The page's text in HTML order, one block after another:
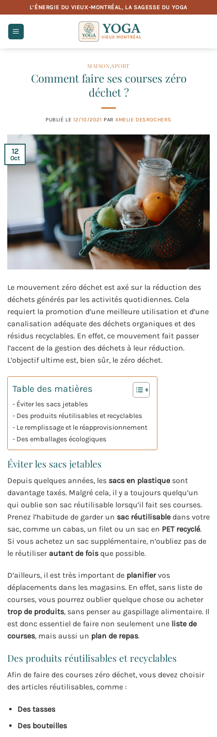
au
contenu
L’ÉNERGIE DU VIEUX-MONTRÉAL, LA SAGESSE DU YOGA
MAISON,SPORT
Comment faire ses courses zéro
déchet ?
PUBLIÉ LE 12/10/2021 PARAMELIE DESROCHERS
12
Oct
Le mouvement zéro déchet est axé sur la réduction des
déchets générés par les activités quotidiennes. Cela
requiert la promotion d’une meilleure utilisation et d’une
canalisation adéquate des déchets organiques et des
résidus recyclables. En effet, ce mouvement fait passer
l’accent de la gestion des déchets à leur réduction.
L’objectif ultime est, bien sûr, le zéro déchet.
Table des matières
Éviter les sacs jetables
Des produits réutilisables et recyclables
Le remplissage et le réapprovisionnement
Des emballages écologiques
Éviter les sacs jetables
Depuis quelques années, les sacs en plastique sont
davantage taxés. Malgré cela, il y a toujours quelqu’un
qui oublie son sac réutilisable lorsqu’il fait ses courses.
Prenez l’habitude de garder un sac réutilisable dans votre
sac, comme un cabas, un filet ou un sac en PET recyclé.
Si vous achetez un sac supplémentaire, n’oubliez pas de
le réutiliser autant de fois que possible.
D’ailleurs, il est très important de planifiervos
déplacements dans les magasins. En effet, sans liste de
courses, vous pourrez oublier quelque chose ou acheter
trop de produits, sans penser au gaspillage alimentaire. Il
est donc essentiel de faire non seulement une liste de
courses, mais aussi un plan de repas.
Des produits réutilisables et recyclables
Afin de faire des courses zéro déchet, vous devez choisir
des articles réutilisables, comme :
Des tasses
Des bouteilles